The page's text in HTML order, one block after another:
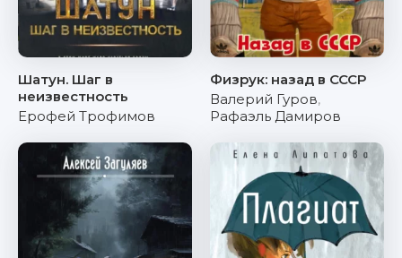
Шатун. Шаг в
неизвестность
Ерофей Трофимов
Физрук: назад в СССР
Валерий Гуров,
Рафаэль Дамиров